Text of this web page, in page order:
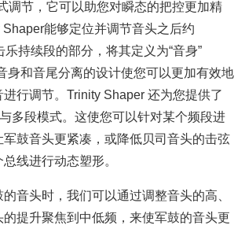
调节，它可以助您对瞬态的把控更加精
能够定位并调节音头之后约
持续段的部分，将其定义为“音身”
身和音尾分离的设计使您可以更加有效地
行调节。Trinity Shaper 还为您提供了
多段模式。这使您可以针对某个频段进
鼓音头更紧凑，或降低贝司音头的击弦
线进行动态塑形。
音头时，我们可以通过调整音头的高、
提升聚焦到中低频，来使军鼓的音头更